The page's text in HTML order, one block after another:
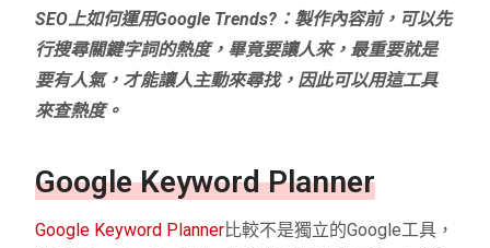
SEO上如何運用Google Trends?：製作內容前，可以先
行搜尋關鍵字詞的熱度，畢竟要讓人來，最重要就是
要有人氣，才能讓人主動來尋找，因此可以用這工具
來查熱度。
Google Keyword Planner
Google Keyword Planner比較不是獨立的Google工具，